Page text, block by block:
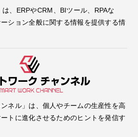
は、ERPやCRM、BIツール、RPAな
ション全般に関する情報を提供する情
ンネル」は、個人やチームの生産性を高
トに進化させるためのヒントを発信す